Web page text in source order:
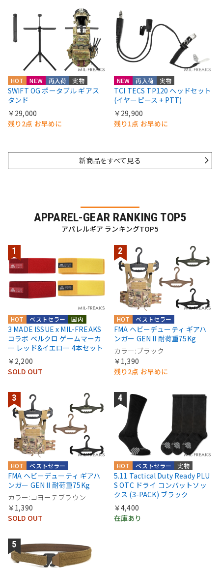
HOT NEW 再入荷 実物
SWIFT OG ポータブル ギアス
タンド
￥29,000
残り2点 お早めに
NEW 再入荷 実物
TCI TECS TP120 ヘッドセット
(イヤーピース + PTT)
￥29,900
残り1点 お早めに
新商品をすべて見る
APPAREL-GEAR RANKING TOP5
アパレルギア ランキングTOP5
国内
ベストセラー
HOT
3 MADE ISSUE x MIL-FREAKS
コラボ ベルクロ ゲームマーカ
ー レッド&イエロー 4本セット
￥2,200
SOLD OUT
ベストセラー
HOT
FMA ヘビーデューティ ギアハ
ンガー GEN II 耐荷重75Kg
カラー:ブラック
￥1,390
残り2点 お早めに
ベストセラー
HOT
FMA ヘビーデューティ ギアハ
ンガー GEN II 耐荷重75Kg
カラー:コヨーテブラウン
￥1,390
SOLD OUT
実物
ベストセラー
HOT
5.11 Tactical Duty Ready PLU
S OTC ドライ コンバットソッ
クス (3-PACK) ブラック
￥4,400
在庫あり